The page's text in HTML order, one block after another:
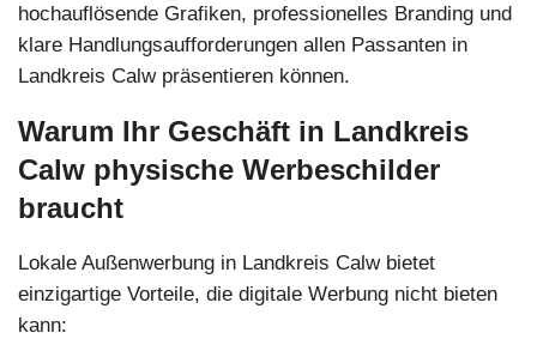
hochauflösende Grafiken, professionelles Branding und
klare Handlungsaufforderungen allen Passanten in
Landkreis Calw präsentieren können.
Warum Ihr Geschäft in Landkreis
Calw physische Werbeschilder
braucht
Lokale Außenwerbung in Landkreis Calw bietet
einzigartige Vorteile, die digitale Werbung nicht bieten
kann: